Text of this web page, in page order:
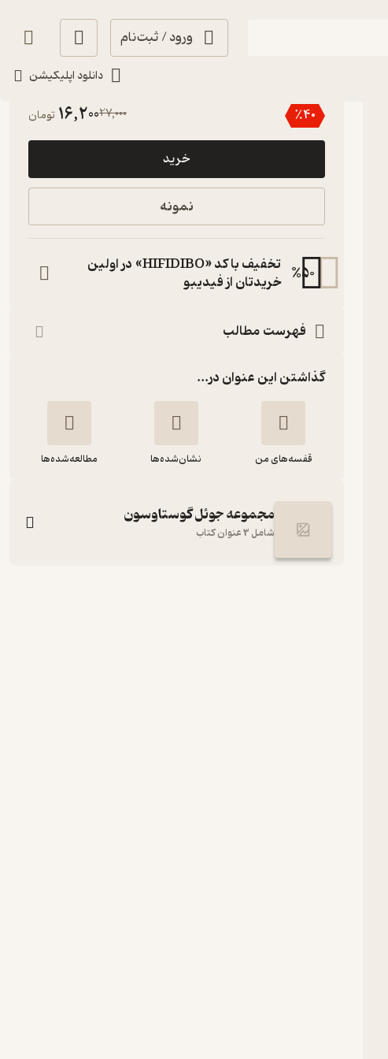
ورود / ثبت‌نام
دانلود اپلیکیشن
٪40
27,000
16,200 تومان
خرید
نمونه
%50
تخفیف با کد «HIFIDIBO» در اولین
خریدتان از فیدیبو
فهرست مطالب
گذاشتن این عنوان در...
قفسه‌های من نشان‌شده‌ها مطالعه‌شده‌ها
مجموعه جوئل گوستاوسون
شامل 3 عنوان کتاب